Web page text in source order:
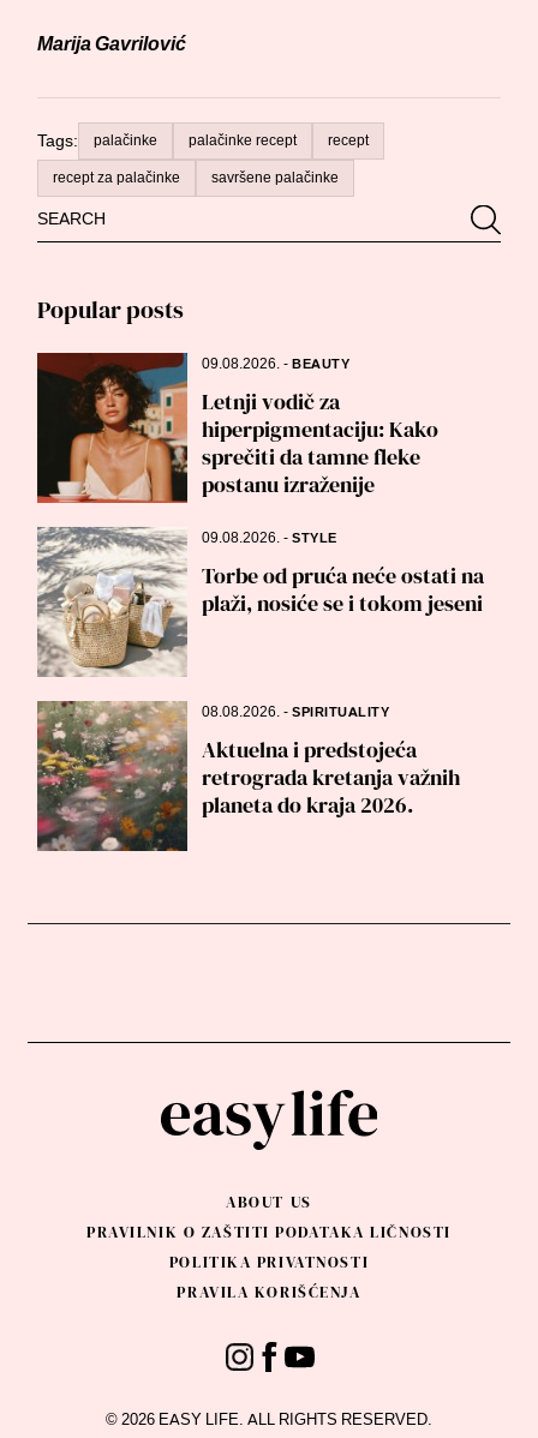
Search
for:
Popular posts
09.08.2026.-BEAUTY
Letnji vodič za
hiperpigmentaciju: Kako
sprečiti da tamne fleke
postanu izraženije
09.08.2026.-STYLE
Torbe od pruća neće ostati na
plaži, nosiće se i tokom jeseni
08.08.2026.-SPIRITUALITY
Aktuelna i predstojeća
retrograda kretanja važnih
planeta do kraja 2026.
Marija Gavrilović
Tags: palačinke palačinke recept recept
recept za palačinke savršene palačinke
ABOUT US
PRAVILNIK O ZAŠTITI PODATAKA LIČNOSTI
POLITIKA PRIVATNOSTI
PRAVILA KORIŠĆENJA
© 2026 EASY LIFE. ALL RIGHTS RESERVED.